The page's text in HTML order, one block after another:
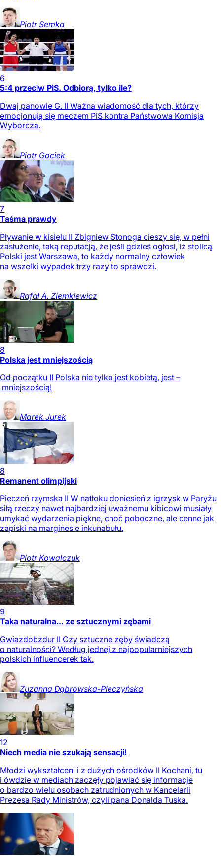
Piotr Semka
6
5:4 przeciw PiS. Odbiorą, tylko ile?
Dwaj panowie G. II Ważna wiadomość dla tych, którzy
emocjonują się meczem PiS kontra Państwowa Komisja
Wyborcza.
Piotr Gociek
7
Taśma prawdy
Pływanie w kisielu II Zbigniew Stonoga cieszy się, w pełni
zasłużenie, taką reputacją, że jeśli gdzieś ogłosi, iż stolicą
Polski jest Warszawa, to każdy normalny człowiek
na wszelki wypadek trzy razy to sprawdzi.
Rafał A. Ziemkiewicz
8
Polska jest mniejszością
Od początku II Polska nie tylko jest kobietą, jest –
mniejszością!
Marek Jurek
8
Remanent olimpijski
Pieczeń rzymska II W natłoku doniesień z igrzysk w Paryżu
siłą rzeczy nawet najbardziej uważnemu kibicowi musiały
umykać wydarzenia piękne, choć poboczne, ale cenne jak
zapiski na marginesie inkunabułu.
Piotr Kowalczuk
9
Taka naturalna... ze sztucznymi zębami
Gwiazdobzdur II Czy sztuczne zęby świadczą
o naturalności? Według jednej z najpopularniejszych
polskich influencerek tak.
Zuzanna Dąbrowska-Pieczyńska
12
Niech media nie szukają sensacji!
Młodzi wykształceni i z dużych ośrodków II Kochani, tu
i ówdzie w mediach zaczęły pojawiać się informacje
o bardzo wielu osobach zatrudnionych w Kancelarii
Prezesa Rady Ministrów, czyli pana Donalda Tuska.